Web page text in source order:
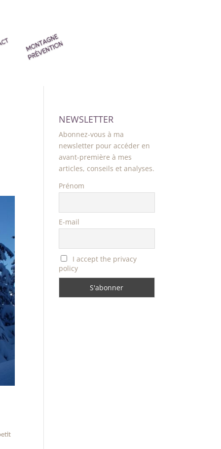
NEWSLETTER
Abonnez-vous à ma
newsletter pour accéder en
avant-première à mes
articles, conseils et analyses.
Prénom
E-mail
I accept the privacy
policy